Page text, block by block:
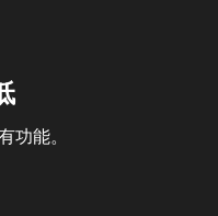
功能。